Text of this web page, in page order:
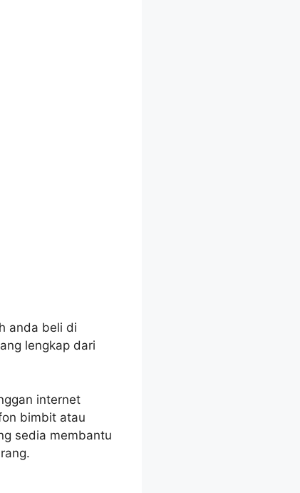
anda beli di
lengkap dari
internet
bimbit atau
sedia membantu